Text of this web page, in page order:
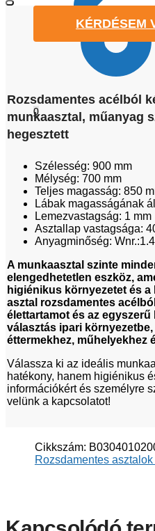
0
KÉRDÉSEM
Rozsdamentes acélból
munkaasztal, műanyag
hegesztett
Szélesség: 900 mm
Mélység: 700 mm
Teljes magasság: 850
Lábak magasságának
Lemezvastagság: 1 mm
Asztallap vastagsága:
Anyagminőség:
A munkaasztal szinte
elengedhetetlen eszköz,
higiénikus környezetet és
asztal rozsdamentes
élettartamot és az
választás ipari
éttermekhez, műhelyekhez
Válassza ki az ideális
hatékony, hanem higiénikus
információkért és személyre
velünk a kapcsolatot!
Cikkszám:
Rozsdamentes